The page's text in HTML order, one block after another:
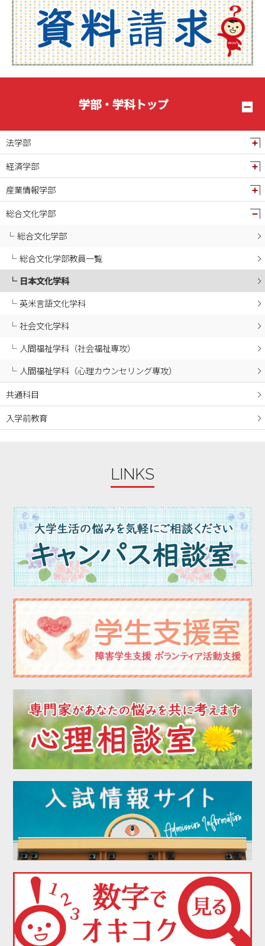
2025年07月
2025年06月
2025年05月
2025年04月
2025年03月
2024年12月
2024年11月
2024年10月
2024年09月
2024年08月
2024年05月
2024年04月
2024年03月
2024年02月
2023年12月
2023年11月
2023年10月
2023年09月
2023年08月
2023年03月
2023年02月
2023年01月
2022年12月
2022年09月
2022年08月
2022年05月
2022年04月
2022年03月
2022年02月
2021年12月
2021年09月
2021年07月
2021年06月
2021年05月
2021年04月
学部・学科トップ
法学部
経済学部
産業情報学部
総合文化学部
総合文化学部
総合文化学部教員一覧
日本文化学科
英米言語文化学科
社会文化学科
人間福祉学科（社会福祉専攻）
人間福祉学科（心理カウンセリング専攻）
共通科目
入学前教育
LINKS